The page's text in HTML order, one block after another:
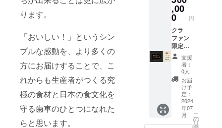
ります。
「おいしい！」というシン
プルな感動を、より多くの
方にお届けすることで、こ
れからも生産者がつくる究
極の食材と日本の食文化を
守る歯車のひとつになれた
らと思います。
及び添
加物等
の食品
表示は
お届け
商品の
ラベル
に表記
されま
す。商
品開封
前には
必ずお
届けの
リター
ンに貼
ます。
そちら
の優先
権をリ
ターン
とさせ
ていた
だきま
す。 棚
の位置
は、一
番目移
りする
場所の
中段！
（通常
,00
0 円
クラ
ファン
限定
ゴール
ド会員
様のご
利用ま
で、【1
年間】
何度で
20%OF
支援
者：
0人
お届
け予
定：
2024
年07
月
こ
の
リ